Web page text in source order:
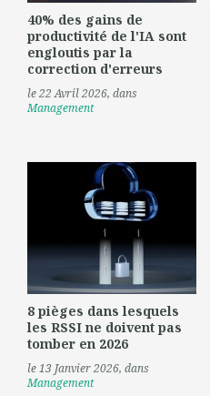
40% des gains de
productivité de l'IA sont
engloutis par la
correction d'erreurs
le 22 Avril 2026, dans
Management
8 pièges dans lesquels
les RSSI ne doivent pas
tomber en 2026
le 13 Janvier 2026, dans
Management